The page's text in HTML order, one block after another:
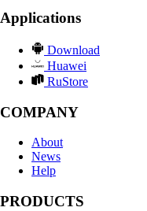
Applications
Download
Huawei
RuStore
COMPANY
About
News
Help
PRODUCTS